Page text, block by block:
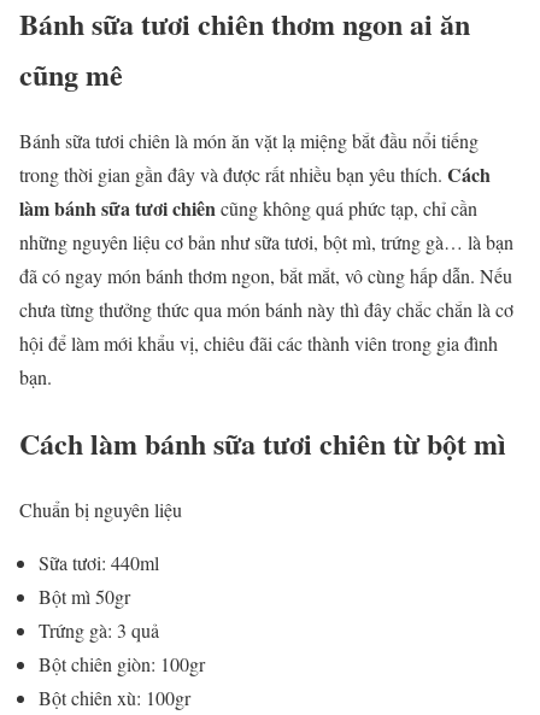
Bánh sữa tươi chiên thơm ngon ai ăn
cũng mê
Bánh sữa tươi chiên là món ăn vặt lạ miệng bắt đầu nổi tiếng
trong thời gian gần đây và được rất nhiều bạn yêu thích. Cách
làm bánh sữa tươi chiêncũng không quá phức tạp, chỉ cần
những nguyên liệu cơ bản như sữa tươi, bột mì, trứng gà… là bạn
đã có ngay món bánh thơm ngon, bắt mắt, vô cùng hấp dẫn. Nếu
chưa từng thưởng thức qua món bánh này thì đây chắc chắn là cơ
hội để làm mới khẩu vị, chiêu đãi các thành viên trong gia đình
bạn.
Cách làm bánh sữa tươi chiên từ bột mì
Chuẩn bị nguyên liệu
Sữa tươi: 440ml
Bột mì 50gr
Trứng gà: 3 quả
Bột chiên giòn: 100gr
Bột chiên xù: 100gr